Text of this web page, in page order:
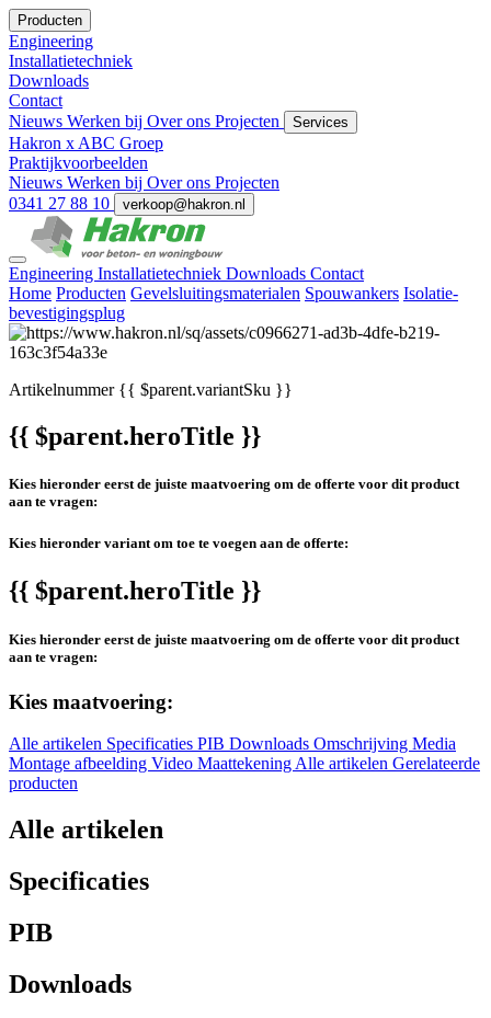
Producten
Engineering
Installatietechniek
Downloads
Contact
Nieuws Werken bij Over ons Projecten Services
Hakron x ABC Groep
Praktijkvoorbeelden
Nieuws Werken bij Over ons Projecten
0341 27 88 10
verkoop@hakron.nl
Engineering Installatietechniek Downloads Contact
Home Producten Gevelsluitingsmaterialen Spouwankers Isolatie-
bevestigingsplug
Artikelnummer{{ $parent.variantSku }}
{{ $parent.heroTitle }}
Kies hieronder eerst de juiste maatvoering om de offerte voor dit product
aan te vragen:
Kies hieronder variant om toe te voegen aan de offerte:
{{ $parent.heroTitle }}
Kies hieronder eerst de juiste maatvoering om de offerte voor dit product
aan te vragen:
Kies maatvoering:
Alle artikelen Specificaties PIB Downloads Omschrijving Media
Montage afbeelding Video MaattekeningAlle artikelen Gerelateerde
producten
Alle artikelen
Specificaties
PIB
Downloads